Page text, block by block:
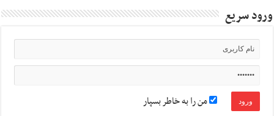
ورود سریع
من را به خاطر بسپار